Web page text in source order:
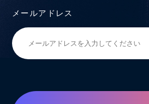
メールアドレス